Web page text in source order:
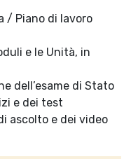
/ Piano di lavoro
e le Unità, in
dell’esame di Stato
e dei test
ascolto e dei video